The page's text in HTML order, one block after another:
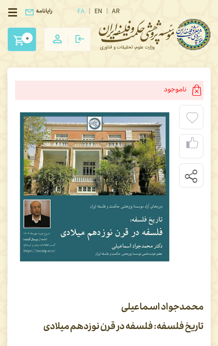
FA EN AR رایانامه
0
ناموجود
محمدجواد اسماعیلی
تاریخ فلسفه: فلسفه در قرن نوزدهم میلادی